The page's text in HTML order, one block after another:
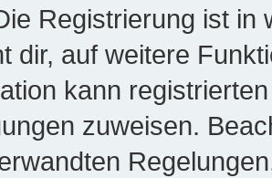
Registrierung ist in
dir, auf weitere
kann
zuweisen.